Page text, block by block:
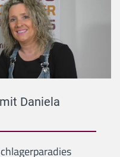
Daniela